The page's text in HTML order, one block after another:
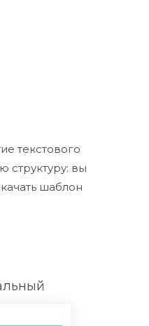
текстового
структуру: вы
шаблон